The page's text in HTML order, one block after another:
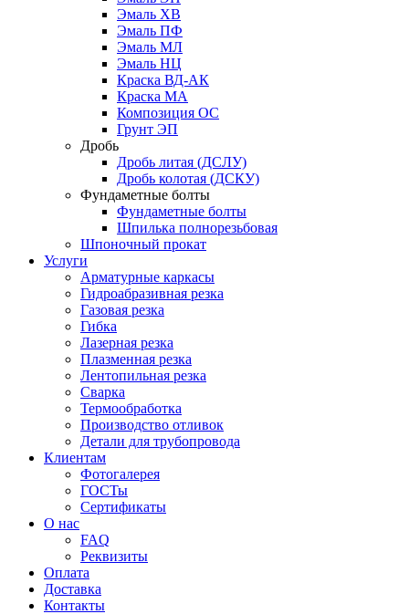
Эмаль ХВ
Эмаль ПФ
Эмаль МЛ
Эмаль НЦ
Краска ВД-АК
Краска МА
Композиция ОС
Грунт ЭП
Дробь
Дробь литая (ДСЛУ)
Дробь колотая (ДСКУ)
Фундаметные болты
Фундаметные болты
Шпилька полнорезьбовая
Шпоночный прокат
Услуги
Арматурные каркасы
Гидроабразивная резка
Газовая резка
Гибка
Лазерная резка
Плазменная резка
Лентопильная резка
Сварка
Термообработка
Производство отливок
Детали для трубопровода
Клиентам
Фотогалерея
ГОСТы
Сертификаты
О нас
FAQ
Реквизиты
Оплата
Доставка
Контакты